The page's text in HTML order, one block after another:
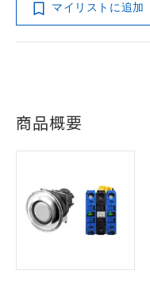
マイリストに追加
商品概要